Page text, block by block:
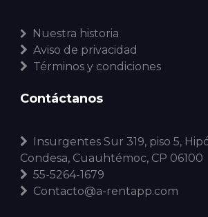
Nuestra historia
Aviso de privacidad
Términos y condiciones
Contáctanos
Insurgentes Sur 319, piso 5,
Condesa, Cuauhtémoc, CP 06100
55-5264-1679
Contacto@a-rentapp.com